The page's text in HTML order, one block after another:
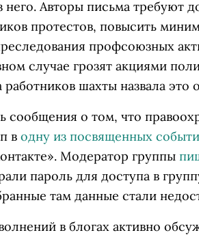
него. Авторы письма требуют
протестов, повысить
профсоюзных
случае грозят акциями
работников шахты назвала это
сообщения о том, что
в одну из посвященных
Модератор группы
пароль для доступа в
там данные стали
в блогах активно